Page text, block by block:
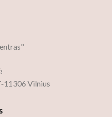
11306 Vilnius